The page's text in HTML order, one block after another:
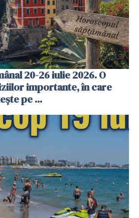
20-26 iulie 2026. O
importante, în care
pe ...